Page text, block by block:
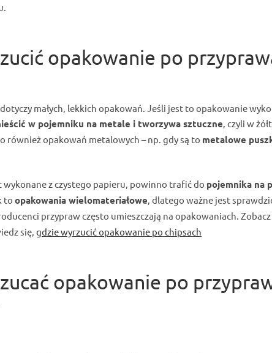
opakowanie po
małych, lekkich opakowań. Jeśli jest to opakowanie
w pojemniku na metale i tworzywa sztuczne , czyli w
również opakowań metalowych – np. gdy są to metalowe
wykonane z czystego papieru, powinno trafić do pojemnika na
to opakowania wielomateriałowe, dlatego ważne jest
przypraw często umieszczają na opakowaniach.
się, gdzie wyrzucić opakowanie po chipsach
opakowanie po